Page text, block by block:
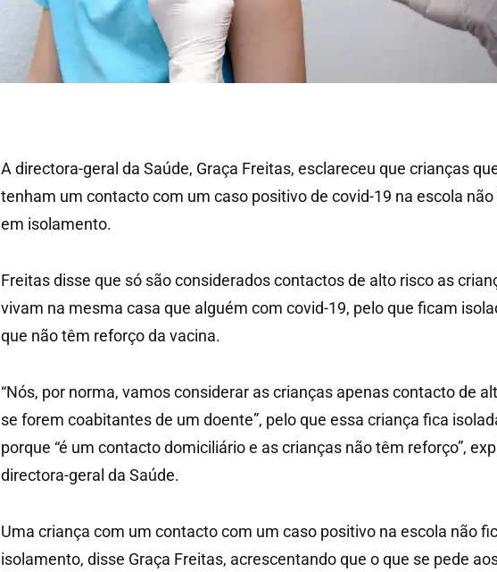
A directora-geral da Saúde, Graça Freitas, esclareceu que crianças
tenham um contacto com um caso positivo de covid-19 na escola
em isolamento.
Freitas disse que só são considerados contactos de alto risco as
vivam na mesma casa que alguém com covid-19, pelo que ficam
que não têm reforço da vacina.
“Nós, por norma, vamos considerar as crianças apenas contacto de
se forem coabitantes de um doente”, pelo que essa criança fica
porque “é um contacto domiciliário e as crianças não têm reforço”,
directora-geral da Saúde.
Uma criança com um contacto com um caso positivo na escola não
isolamento, disse Graça Freitas, acrescentando que o que se pede